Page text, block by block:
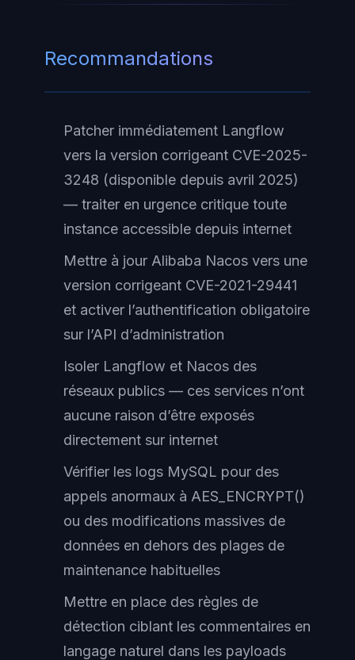
Recommandations
Patcher immédiatement Langflow
vers la version corrigeant CVE-2025-
3248 (disponible depuis avril 2025)
— traiter en urgence critique toute
instance accessible depuis internet
Mettre à jour Alibaba Nacos vers une
version corrigeant CVE-2021-29441
et activer l’authentification obligatoire
sur l’API d’administration
Isoler Langflow et Nacos des
réseaux publics — ces services n’ont
aucune raison d’être exposés
directement sur internet
Vérifier les logs MySQL pour des
appels anormaux à AES_ENCRYPT()
ou des modifications massives de
données en dehors des plages de
maintenance habituelles
Mettre en place des règles de
détection ciblant les commentaires en
langage naturel dans les payloads